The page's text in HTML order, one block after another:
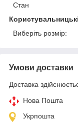
Стан
Виберіть розмір:
Умови доставки
Доставка
Нова Пошта
Укрпошта